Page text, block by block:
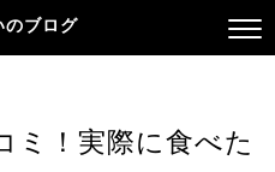
のブログ
ミ！実際に食べた